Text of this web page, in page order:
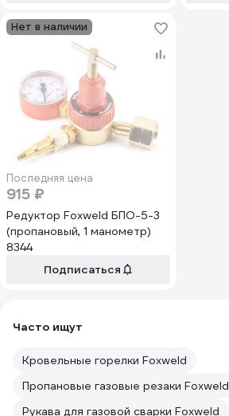
Нет в наличии
Последняя цена
915 ₽
Редуктор Foxweld БПО-5-3
(пропановый, 1 манометр)
8344
Подписаться
Часто ищут
Кровельные горелки Foxweld
Пропановые газовые резаки Foxweld
Рукава для газовой сварки Foxweld